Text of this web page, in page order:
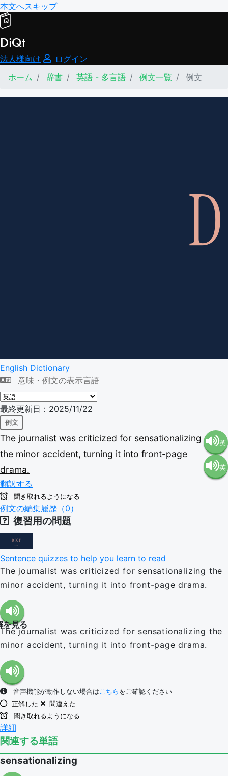
本文へスキップ
DiQt
法人様向け
ログイン
ホーム
辞書 英語 - 多言語 例文一覧 例文
English Dictionary
意味・例文の表示言語
最終更新日：2025/11/22
例文
The journalist was criticized for sensationalizing
the minor accident, turning it into front-page
drama.
翻訳する
英
語（米
英
(en-GB)
聞き取れるようになる
例文の編集履歴（0）
復習用の問題
Sentence quizzes to help you learn to read
The journalist was criticized for sensationalizing the
minor accident, turning it into front-page drama.
を見る
The journalist was criticized for sensationalizing the
minor accident, turning it into front-page drama.
音声機能が動作しない場合はこちら をご確認ください
正解した
間違えた
聞き取れるようになる
詳細
関連する単語
sensationalizing